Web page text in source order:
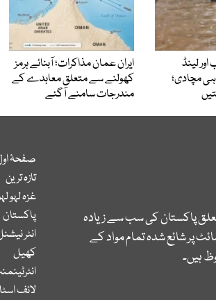
لینڈ
مچادی؛
ایران عمان مذاکرات؛ آبنائے ہرمز
کھولنے سے متعلق معاہدے کے
مندرجات سامنے آگئے
پاکستان کی سب سے زیادہ
پر شائع شدہ تمام مواد کے
ہیں۔
صفحۂ
تازہ ترین
غزہ لہو
پاکستان
انٹر
کھیل
لائف